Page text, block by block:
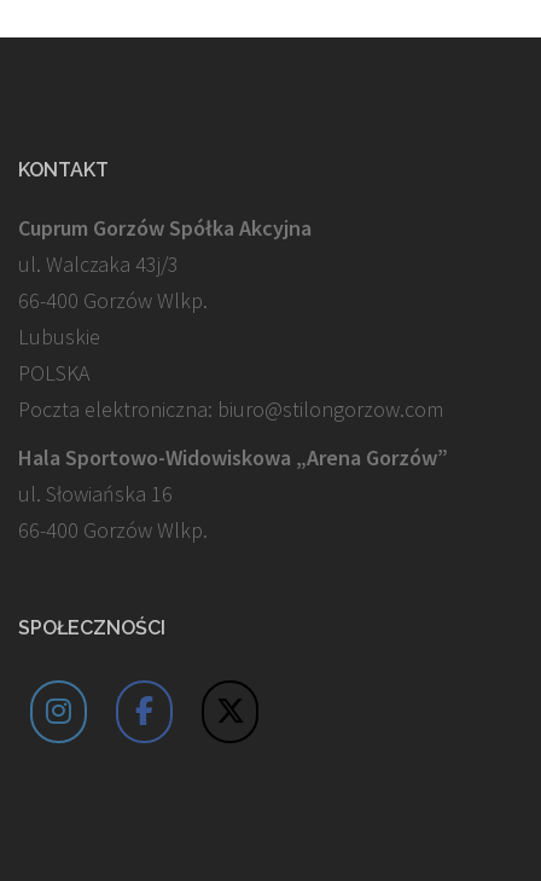
KONTAKT
Cuprum Gorzów Spółka Akcyjna
ul. Walczaka 43j/3
66-400 Gorzów Wlkp.
Lubuskie
POLSKA
Poczta elektroniczna: biuro@stilongorzow.com
Hala Sportowo-Widowiskowa „Arena Gorzów”
ul. Słowiańska 16
66-400 Gorzów Wlkp.
SPOŁECZNOŚCI